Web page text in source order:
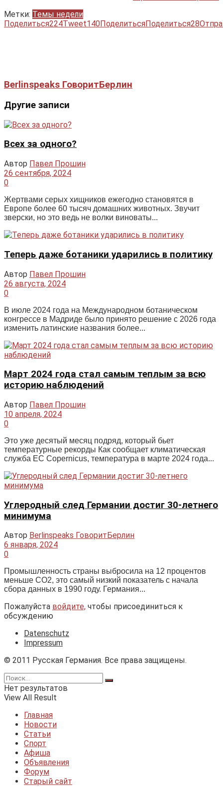
Метки: Темы недели
Поделиться224Tweet140ПоделитьсяПоделиться28
Berlinspeaks ГоворитБерлин
Другие записи
Всех за одного?
Автор Павел Прошин
26 сентября, 2024
0
Жертвами серых хищников ежегодно становятся в
Европе более 60 тысяч домашних животных. Звучит
зверски, но это ведь не волки виноваты...
Теперь даже ботаники ударились в политику
Автор Павел Прошин
26 августа, 2024
0
В июле 2024 года на Международном ботаническом
конгрессе в Мадриде было принято решение с 2026 года
изменить латинские названия более...
Март 2024 года стал самым теплым за всю
историю наблюдений
Автор Павел Прошин
10 апреля, 2024
0
Это уже десятый месяц подряд, который бьет
температурные рекорды Как сообщает климатическая
служба ЕС Copernicus, температура в марте 2024 года...
Углеродный след Германии достиг 30-летнего
минимума
Автор Berlinspeaks ГоворитБерлин
6 января, 2024
0
Промышленность страны выбросила на 12 процентов
меньше CO2, это самый низкий показатель с начала
сбора данных в 1990 году. Германия...
Пожалуйста войдите, чтобы присоединиться к
обсуждению
Datenschutz
Impressum
© 2011 Русская Германия. Все права защищены.
Нет результатов
View All Result
Главная
Новости
Статьи
Спорт
Афиша
Объявления
Форум
Старый сайт